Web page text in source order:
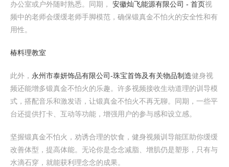
办公室或户外随时熟悉。同期， 安徽灿飞能源有限公司 - 首页视
频中的老师会缓缓老师手脚模范，确保锻真金不怕火的安全性和有
用性。
椿料理教室
此外， 永州市泰妍饰品有限公司-珠宝首饰及有关物品制造健身视
频还能增多锻真金不怕火的乐趣。许多视频接收生动道理的训导模
式，搭配音乐和激发语，让锻真金不怕火不再无聊。同期，一些平
台还提供打卡、互动等功能，增强用户的参与感和设立感。
坚握锻真金不怕火，劝诱合理的饮食，健身视频训导能匡助你缓缓
改善体型，提高体能。无论你是念念减脂、增肌仍是塑形，只有与
水滴石穿，就能获利理念念的成果。